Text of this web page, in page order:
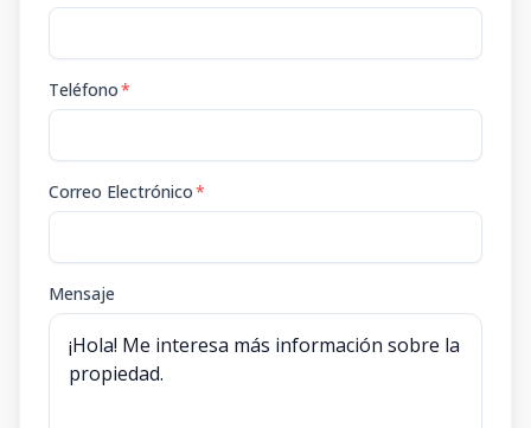
Teléfono*
Correo Electrónico*
Mensaje